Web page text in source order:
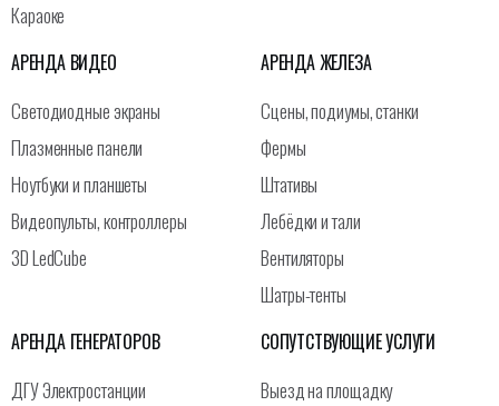
Караоке
АРЕНДА ВИДЕО
Светодиодные экраны
Плазменные панели
Ноутбуки и планшеты
Видеопульты, контроллеры
3D LedCube
АРЕНДА ЖЕЛЕЗА
Сцены, подиумы, станки
Фермы
Штативы
Лебёдки и тали
Вентиляторы
Шатры-тенты
АРЕНДА ГЕНЕРАТОРОВ
ДГУ Электростанции
СОПУТСТВУЮЩИЕ УСЛУГИ
Выезд на площадку